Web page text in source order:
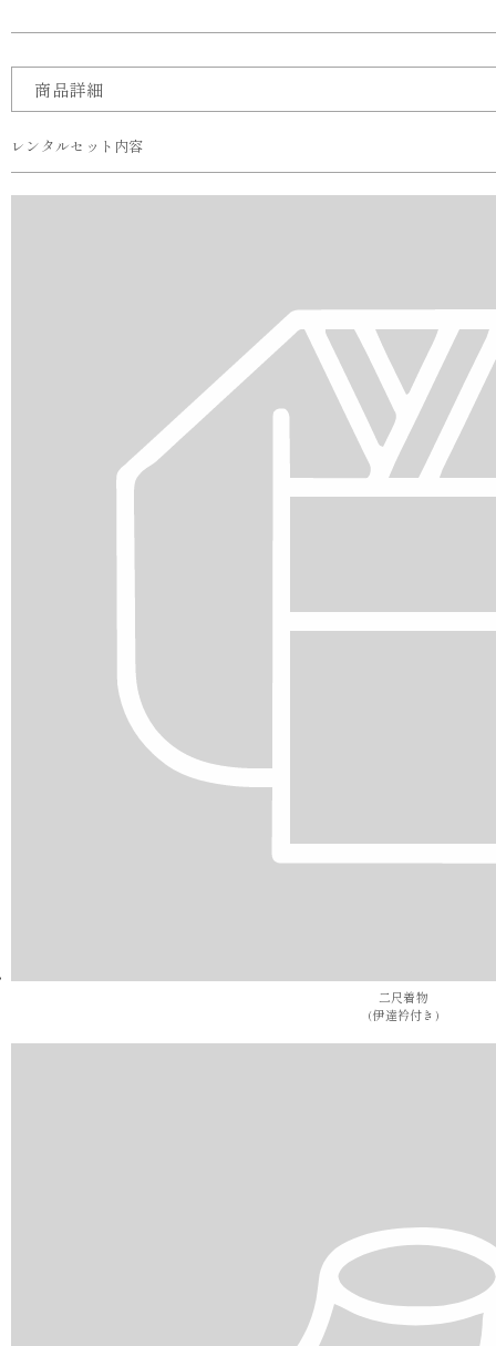
商品詳細
レンタルセット内容
二尺着物
(伊達衿付き)